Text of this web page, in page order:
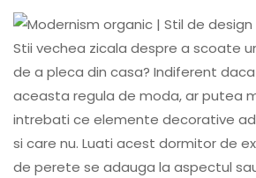
Stii vechea zicala despre a scoate
de a pleca din casa? Indiferent
aceasta regula de moda, ar putea
intrebati ce elemente decorative
si care nu. Luati acest dormitor de
de perete se adauga la aspectul